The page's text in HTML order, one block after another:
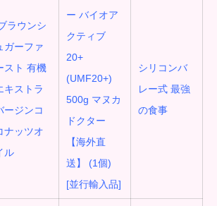
ラウンシ
ガーファ
スト 有機
キストラ
ージンコ
ナッツオ
ル
ー バイオア
クティブ
20+
(UMF20+)
500g マヌカ
ドクター
【海外直
送】 (1個)
[並行輸入品]
シリコンバ
レー式 最強
の食事